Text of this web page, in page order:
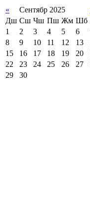
« Сентябр 2025
Дш Сш Чш Пш Жм Шб
1
2 3 4 5 6
8
9 10 11 12 13
15
16 17 18 19 20
22
23 24 25 26 27
29
30